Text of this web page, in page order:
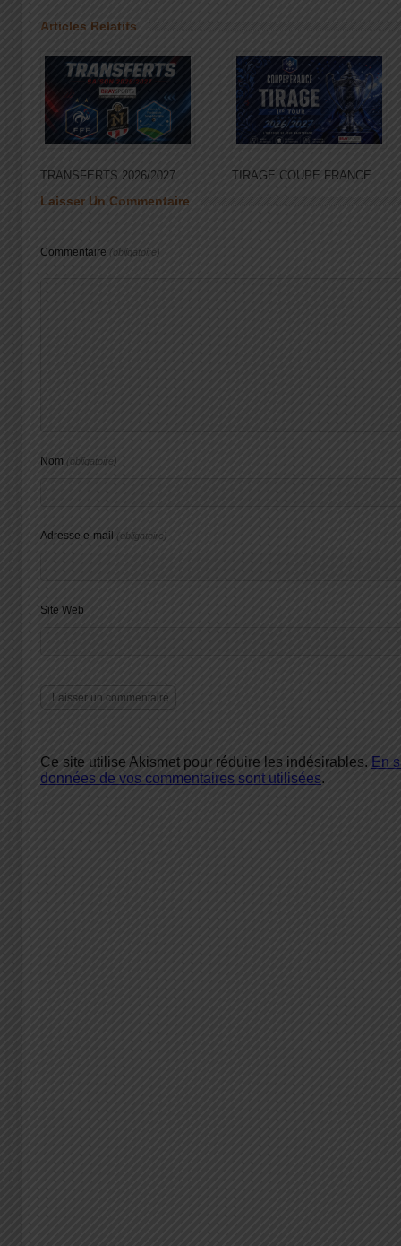
Articles Relatifs
TRANSFERTS 2026/2027 TIRAGE COUPE FRANCE
Laisser Un Commentaire
Commentaire (obligatoire)
Nom (obligatoire)
Adresse e-mail (obligatoire)
Site Web
Ce site utilise Akismet pour réduire les indésirables. En
données de vos commentaires sont utilisées.